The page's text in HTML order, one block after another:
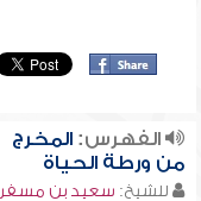
الفهرس:المخرج
من ورطة الحياة
للشيخ: سعيد بن مسفر